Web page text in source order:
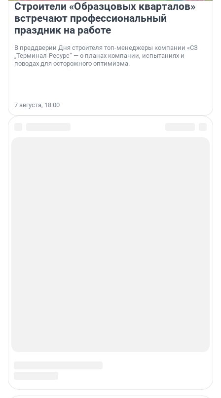
Строители «Образцовых кварталов»
встречают профессиональный
праздник на работе
В преддверии Дня строителя топ-менеджеры компании «СЗ
„Терминал-Ресурс“ — о планах компании, испытаниях и
поводах для осторожного оптимизма.
7 августа, 18:00